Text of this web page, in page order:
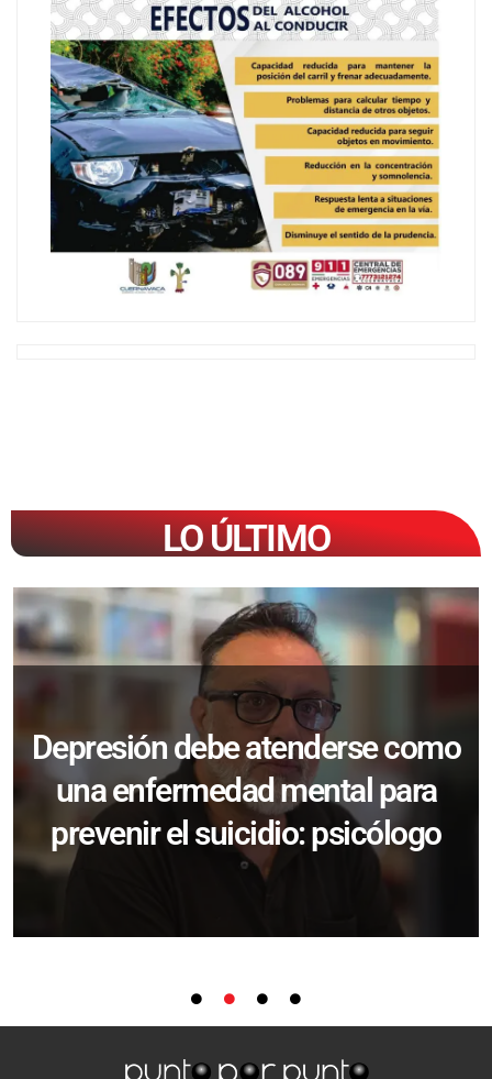
LO ÚLTIMO
Depresión debe atenderse como
una enfermedad mental para
prevenir el suicidio: psicólogo